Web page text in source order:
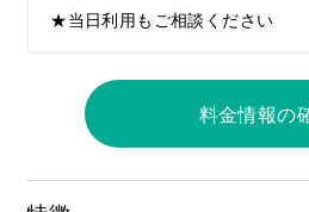
★当日利用もご相談ください
料金情報の